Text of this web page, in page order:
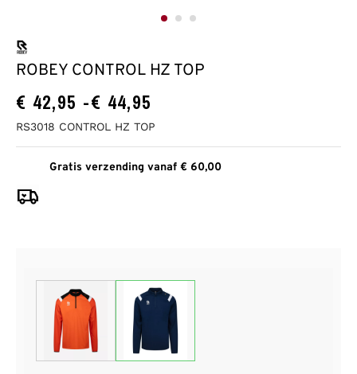
ROBEY CONTROL HZ TOP
€ 42,95 -€ 44,95
RS3018 CONTROL HZ TOP
Gratis verzending vanaf € 60,00